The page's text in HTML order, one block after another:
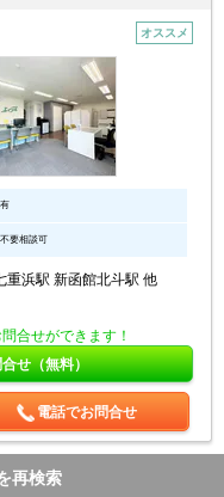
オススメ
要相談可
重浜駅 新函館北斗駅 他
合せができます！
せ（無料）
電話でお問合せ
再検索